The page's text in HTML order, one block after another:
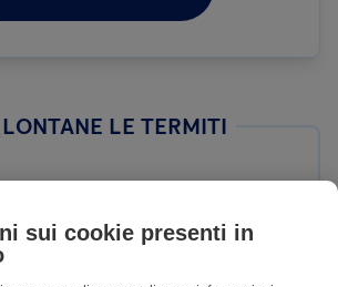
LE TERMITI
sui cookie presenti in